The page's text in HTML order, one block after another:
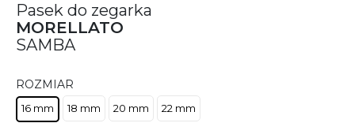
Pasek do zegarka
MORELLATO
SAMBA
ROZMIAR
16 mm 18 mm 20 mm 22 mm